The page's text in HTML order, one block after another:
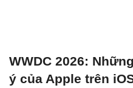
WWDC 2026:
ý của Apple trên